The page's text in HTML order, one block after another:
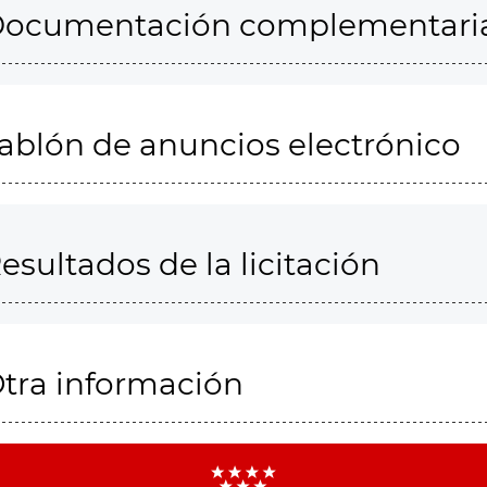
de anuncios electrónico
de la licitación
información